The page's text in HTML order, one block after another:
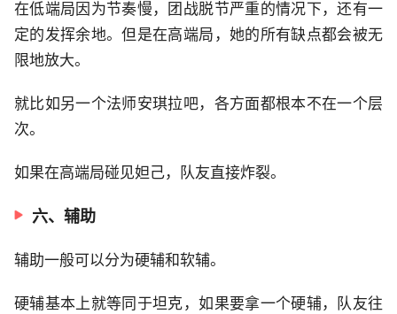
在低端局因为节奏慢，团战脱节严重的情况下，还有一
定的发挥余地。但是在高端局，她的所有缺点都会被无
限地放大。
就比如另一个法师安琪拉吧，各方面都根本不在一个层
次。
如果在高端局碰见妲己，队友直接炸裂。
六、辅助
辅助一般可以分为硬辅和软辅。
硬辅基本上就等同于坦克，如果要拿一个硬辅，队友往